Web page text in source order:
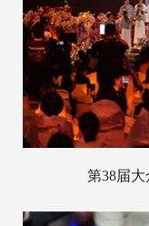
第38届